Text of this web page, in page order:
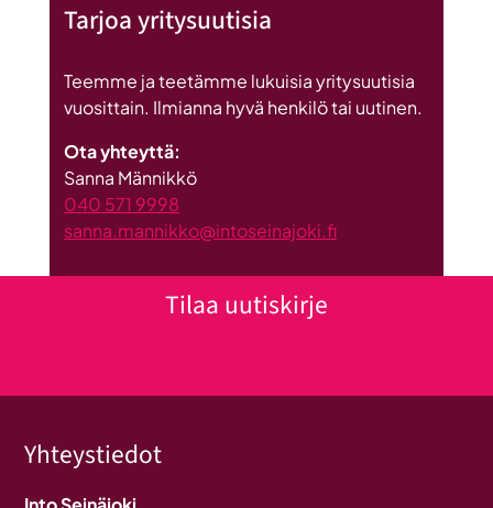
Tarjoa yritysuutisia
Teemme ja teetämme lukuisia yritysuutisia
vuosittain. Ilmianna hyvä henkilö tai uutinen.
Ota yhteyttä:
Sanna Männikkö
040 571 9998
sanna.mannikko@intoseinajoki.fi
Tilaa uutiskirje
Yhteystiedot